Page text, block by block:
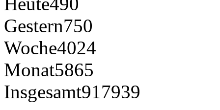
Gestern750
Woche4024
Monat5865
Insgesamt917939